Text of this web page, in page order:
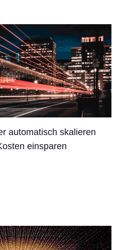
automatisch skalieren
einsparen